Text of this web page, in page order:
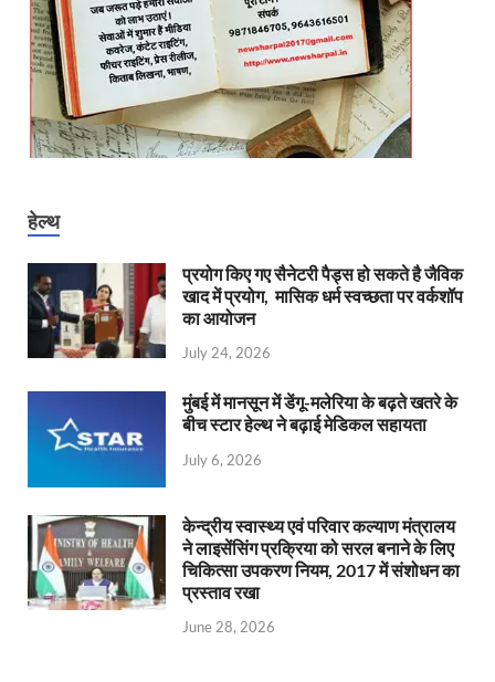
हेल्थ
प्रयोग किए गए सैनेटरी पैड्स हो सकते है जैविक
खाद में प्रयोग, मासिक धर्म स्वच्छता पर वर्कशॉप
का आयोजन
July 24, 2026
मुंबई में मानसून में डेंगू-मलेरिया के बढ़ते खतरे के
बीच स्टार हेल्थ ने बढ़ाई मेडिकल सहायता
July 6, 2026
केन्‍द्रीय स्वास्थ्य एवं परिवार कल्याण मंत्रालय
ने लाइसेंसिंग प्रक्रिया को सरल बनाने के लिए
चिकित्सा उपकरण नियम, 2017 में संशोधन का
प्रस्ताव रखा
June 28, 2026